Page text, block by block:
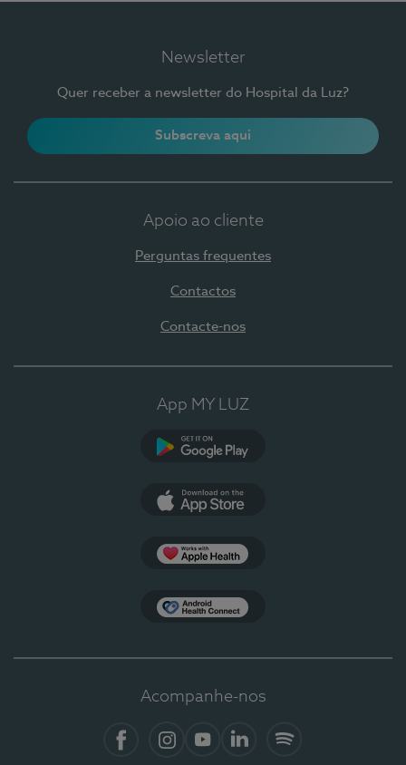
Newsletter
Quer receber a newsletter do Hospital da Luz?
Subscreva aqui
Apoio ao cliente
Perguntas frequentes
Contactos
Contacte-nos
App MY LUZ
Acompanhe-nos